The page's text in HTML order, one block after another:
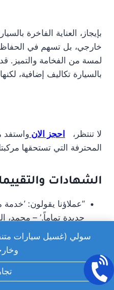
سولي (غسيل سيارات
بإيجاز، العناية الفاخرة
خارجي، بل تسهم في الحفاظ
لمسة من الفخامة والتميز. قد
بالسيارة تكاليف إضافية،
لا تنتظر، احجز الان
المحترفة التي تستحقها
الشهادات
“عملاؤنا يقولون:
جديدة تماماً.’ – محمد،
سيارات حصلت عليها
آراء العملاء: